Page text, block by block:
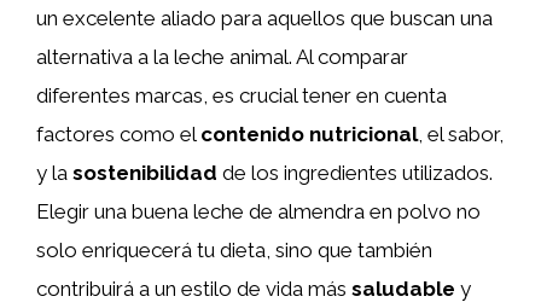
un excelente aliado para aquellos que buscan una
alternativa a la leche animal. Al comparar
diferentes marcas, es crucial tener en cuenta
factores como el contenido nutricional, el sabor,
y la sostenibilidad de los ingredientes utilizados.
Elegir una buena leche de almendra en polvo no
solo enriquecerá tu dieta, sino que también
contribuirá a un estilo de vida más saludable y